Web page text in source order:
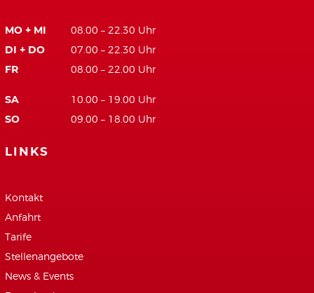
MO + MI 08.00 – 22.30 Uhr
DI + DO 07.00 – 22.30 Uhr
FR 08.00 – 22.00 Uhr
SA 10.00 – 19.00 Uhr
SO 09.00 – 18.00 Uhr
LINKS
Kontakt
Anfahrt
Tarife
Stellenangebote
News & Events